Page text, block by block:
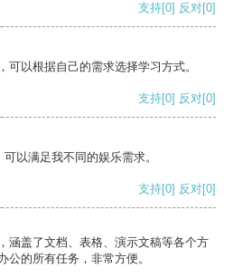
支持[0] 反对[0]
可以根据自己的需求选择学习方式。
支持[0] 反对[0]
以满足我不同的娱乐需求。
支持[0] 反对[0]
涵盖了文档、表格、演示文稿等各个方
公的所有任务，非常方便。